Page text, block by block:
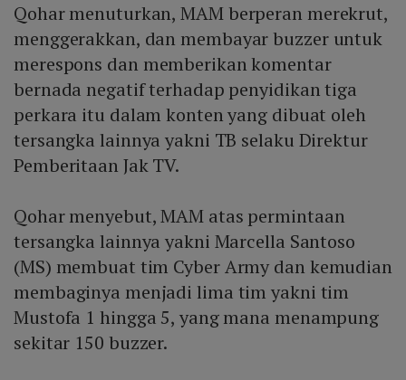
Qohar menuturkan, MAM berperan merekrut,
menggerakkan, dan membayar buzzer untuk
merespons dan memberikan komentar
bernada negatif terhadap penyidikan tiga
perkara itu dalam konten yang dibuat oleh
tersangka lainnya yakni TB selaku Direktur
Pemberitaan Jak TV.
Qohar menyebut, MAM atas permintaan
tersangka lainnya yakni Marcella Santoso
(MS) membuat tim Cyber Army dan kemudian
membaginya menjadi lima tim yakni tim
Mustofa 1 hingga 5, yang mana menampung
sekitar 150 buzzer.